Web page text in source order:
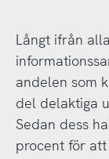
Långt ifrån
andelen som
del delaktiga
Sedan dess
procent för